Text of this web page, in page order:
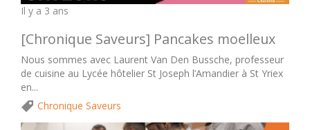
Il y a 3 ans
[Chronique Saveurs] Pancakes moelleux
Nous sommes avec Laurent Van Den Bussche, professeur
de cuisine au Lycée hôtelier St Joseph l’Amandier à St Yriex
en...
Chronique Saveurs